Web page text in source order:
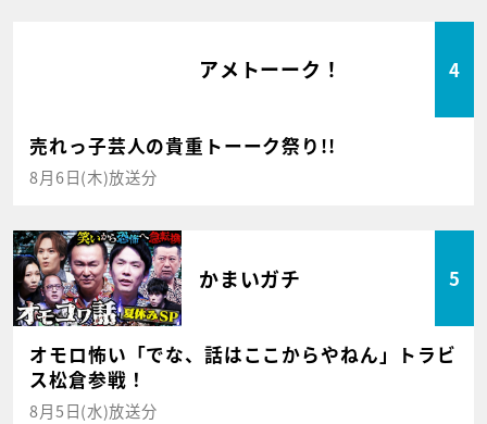
アメトーーク！ 4
売れっ子芸人の貴重トーーク祭り!!
8月6日(木)放送分
かまいガチ 5
オモロ怖い「でな、話はここからやねん」トラビ
ス松倉参戦！
8月5日(水)放送分